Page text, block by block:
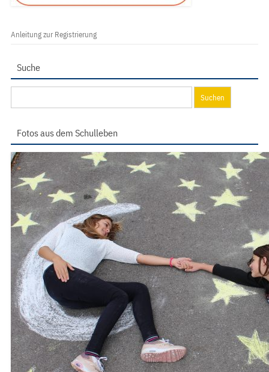
Anleitung zur Registrierung
Suche
nach:
Fotos aus dem Schulleben